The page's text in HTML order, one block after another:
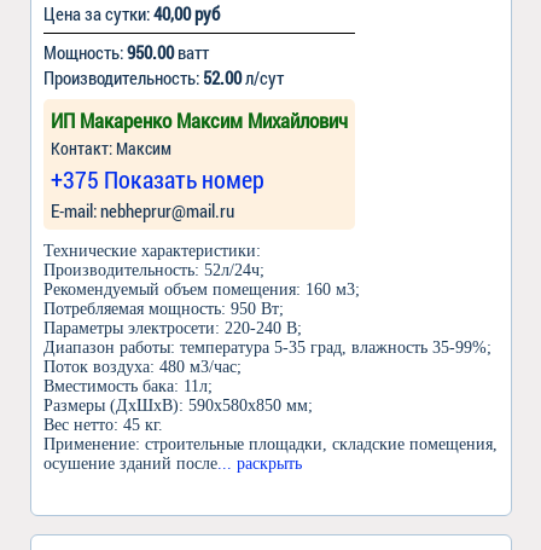
Цена за сутки:40,00 руб
Мощность:950.00ватт
Производительность: 52.00л/сут
ИП Макаренко Максим Михайлович
Контакт: Максим
+375 Показать номер
Е-mail: nebheprur@mail.ru
Технические характеристики:
Производительность: 52л/24ч;
Рекомендуемый объем помещения: 160 м3;
Потребляемая мощность: 950 Вт;
Параметры электросети: 220-240 В;
Диапазон работы: температура 5-35 град, влажность 35-99%;
Поток воздуха: 480 м3/час;
Вместимость бака: 11л;
Размеры (ДхШхВ): 590х580х850 мм;
Вес нетто: 45 кг.
Применение: строительные площадки, складские помещения,
осушение зданий после... раскрыть